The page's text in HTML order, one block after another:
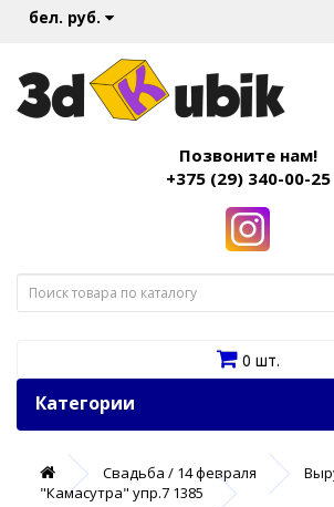
бел. руб.
Позвоните нам!
+375 (29) 340-00-25
0 шт.
Категории
Свадьба / 14 февраля
"Камасутра" упр.7 1385